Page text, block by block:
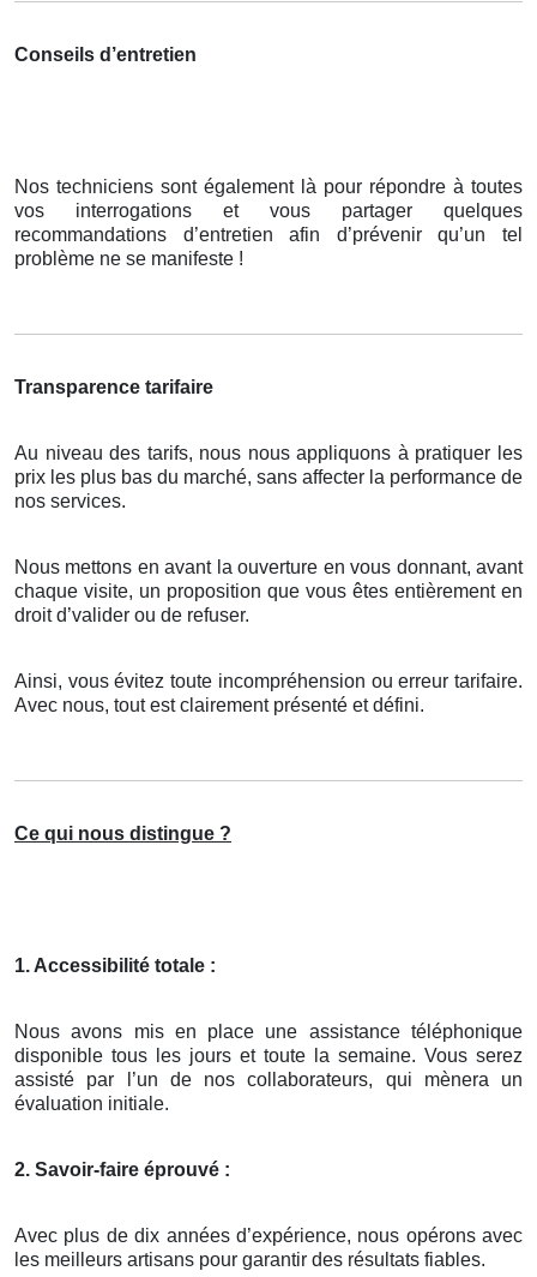
Conseils d’entretien
Nos techniciens sont également là pour répondre à toutes
vos interrogations et vous partager quelques
recommandations d’entretien afin d’prévenir qu’un tel
problème ne se manifeste !
Transparence tarifaire
Au niveau des tarifs, nous nous appliquons à pratiquer les
prix les plus bas du marché, sans affecter la performance de
nos services.
Nous mettons en avant la ouverture en vous donnant, avant
chaque visite, un proposition que vous êtes entièrement en
droit d’valider ou de refuser.
Ainsi, vous évitez toute incompréhension ou erreur tarifaire.
Avec nous, tout est clairement présenté et défini.
Ce qui nous distingue ?
1. Accessibilité totale :
Nous avons mis en place une assistance téléphonique
disponible tous les jours et toute la semaine. Vous serez
assisté par l’un de nos collaborateurs, qui mènera un
évaluation initiale.
2. Savoir-faire éprouvé :
Avec plus de dix années d’expérience, nous opérons avec
les meilleurs artisans pour garantir des résultats fiables.